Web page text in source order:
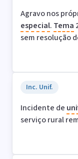
Agravo nos
especial. Tema
sem resolução
Inc. Unif.
Incidente de
serviço rural